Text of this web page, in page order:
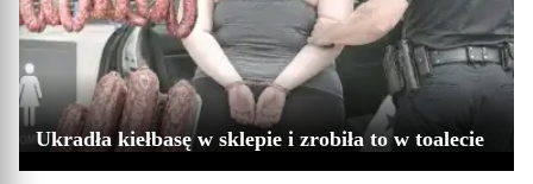
Ukradła kiełbasę w sklepie i zrobiła to w toalecie